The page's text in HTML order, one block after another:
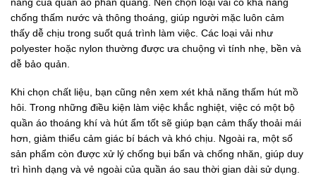
chống thấm nước và thông thoáng, giúp người mặc luôn cảm
thấy dễ chịu trong suốt quá trình làm việc. Các loại vải như
polyester hoặc nylon thường được ưa chuộng vì tính nhẹ, bền và
dễ bảo quản.
Khi chọn chất liệu, bạn cũng nên xem xét khả năng thấm hút mồ
hôi. Trong những điều kiện làm việc khắc nghiệt, việc có một bộ
quần áo thoáng khí và hút ẩm tốt sẽ giúp bạn cảm thấy thoải mái
hơn, giảm thiểu cảm giác bí bách và khó chịu. Ngoài ra, một số
sản phẩm còn được xử lý chống bụi bẩn và chống nhăn, giúp duy
trì hình dạng và vẻ ngoài của quần áo sau thời gian dài sử dụng.